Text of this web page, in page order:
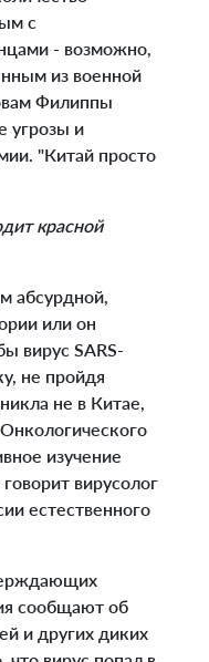
с
- возможно,
из военной
Филиппы
угрозы и
"Китай просто
красной
абсурдной,
или он
вирус SARS-
не пройдя
не в Китае,
изучение
вирусолог
естественного
сообщают об
и других диких